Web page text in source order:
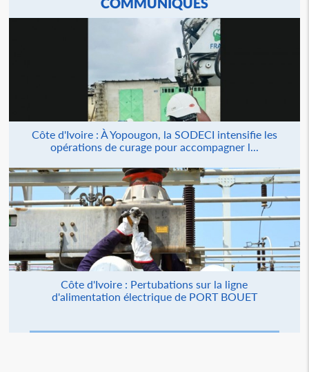
Côte d'Ivoire : À Yopougon, la SODECI intensifie les
opérations de curage pour accompagner l...
Côte d'Ivoire : Pertubations sur la ligne
d'alimentation électrique de PORT BOUET